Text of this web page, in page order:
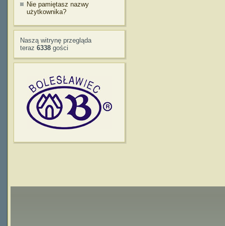
Nie pamiętasz nazwy
użytkownika?
Naszą witrynę przegląda
teraz 6338 gości